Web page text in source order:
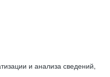
и анализа сведений,